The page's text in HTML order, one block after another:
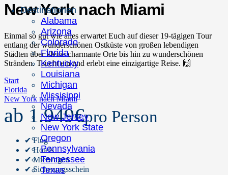
Destinationen
Alabama
Arizona
Colorado
Florida
Kentucky
Louisiana
Michigan
Missisippi
Nevada
New Jersey
New York State
Oregon
Pennsylvania
Tennessee
Texas
New York nach Miami
Einmal so gut wie alles erwartet Euch auf dieser 19-tägigen Tour
entlang der wunderschönen Ostküste von großen lebendigen
Städten über kleine charmante Orte bis hin zu wunderschönen
Stränden. Taucht ein und erlebt eine einzigartige Reise. 🙌
Start
Florida
New York nach Miami
ab 1.949€pro Person
✔ Flug
✔ Hotels
✔ Mietwagen
✔ Sicherungsschein